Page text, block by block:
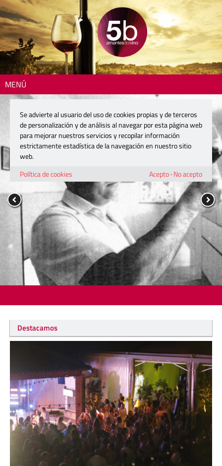
MENÚ
Destacamos
Se advierte al usuario del uso de cookies propias y de terceros
de personalización y de análisis al navegar por esta página web
para mejorar nuestros servicios y recopilar información
estrictamente estadística de la navegación en nuestro sitio
web.
Política de cookies
Acepto· No acepto